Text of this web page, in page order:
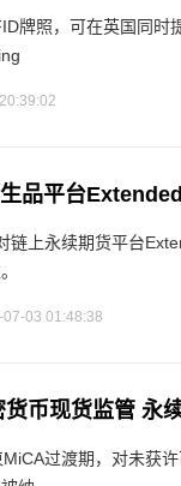
牌照，可在英国同时
品平台
链上永续期货平台
03 01:48:38
币现货监管 永
过渡期，对未获